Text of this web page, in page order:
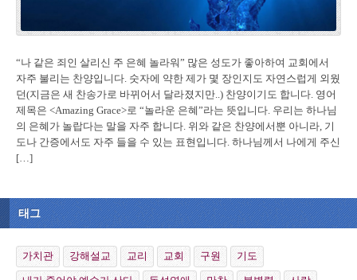
“나 같은 죄인 살리신 주 은혜 놀라워” 많은 성도가 좋아하여 교회에서
자주 불리는 찬양입니다. 숫자에 약한 제가 몇 장인지도 자연스럽게 외웠
던(지금은 새 찬송가로 바뀌어서 달라졌지만..) 찬양이기도 합니다. 영어
제목은 <Amazing Grace>로 “놀라운 은혜”라는 뜻입니다. 우리는 하나님
의 은혜가 놀랍다는 말을 자주 합니다. 위와 같은 찬양에서뿐 아니라, 기
도나 간증에서도 자주 들을 수 있는 표현입니다. 하나님께서 나에게 주신
[…]
태그
가치관 강해설교 교리 교회 구원 기도